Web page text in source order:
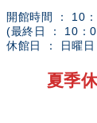
開館時間 ： 10
(最終日 ： 10：
休館日 ： 日曜日
夏季